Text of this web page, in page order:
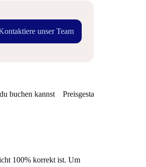
unser Team
buchen kannst Preisgestaltung
100% korrekt ist. Um